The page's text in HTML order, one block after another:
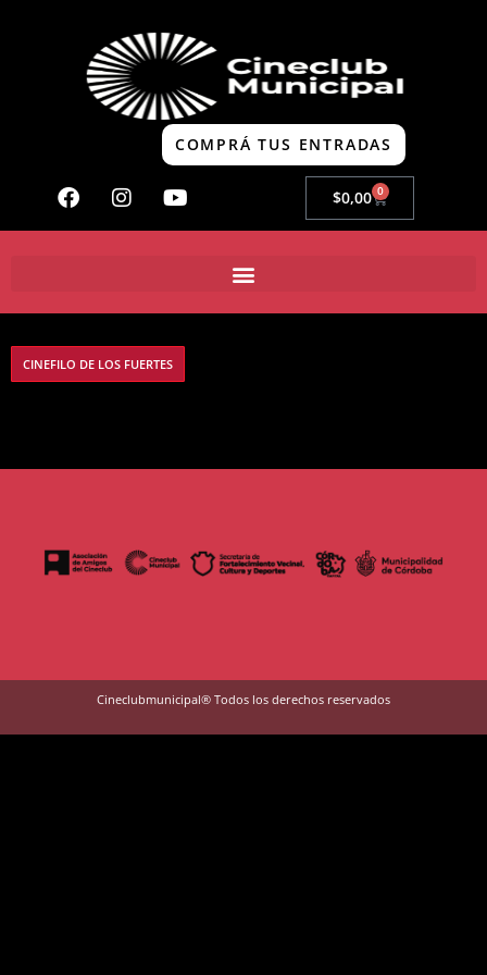
COMPRÁ TUS ENTRADAS
$0,00 0
CINEFILO DE LOS FUERTES
Cineclubmunicipal® Todos los derechos reservados